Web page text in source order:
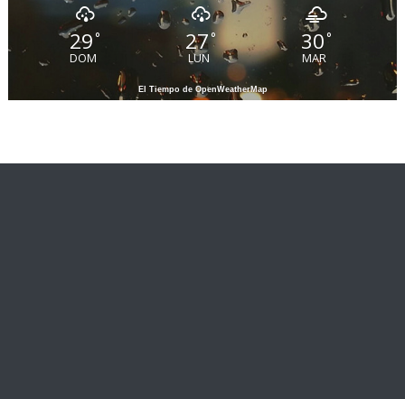
29°
DOM
27 °
LUN
30°
MAR
El Tiempo de OpenWeatherMap